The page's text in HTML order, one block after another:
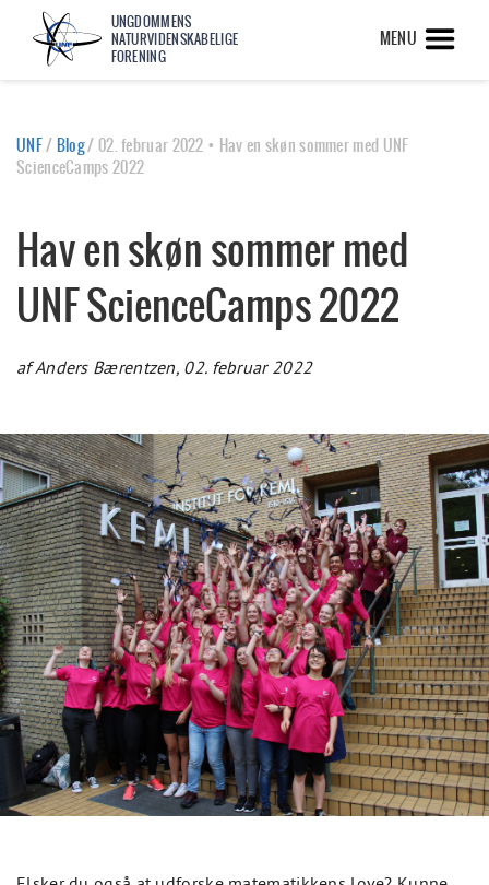
UNGDOMMENS
NATURVIDENSKABELIGE
FORENING
MENU
UNF/Blog/02. februar 2022 • Hav en skøn sommer med UNF
ScienceCamps 2022
Hav en skøn sommer med
UNF ScienceCamps 2022
af Anders Bærentzen, 02. februar 2022